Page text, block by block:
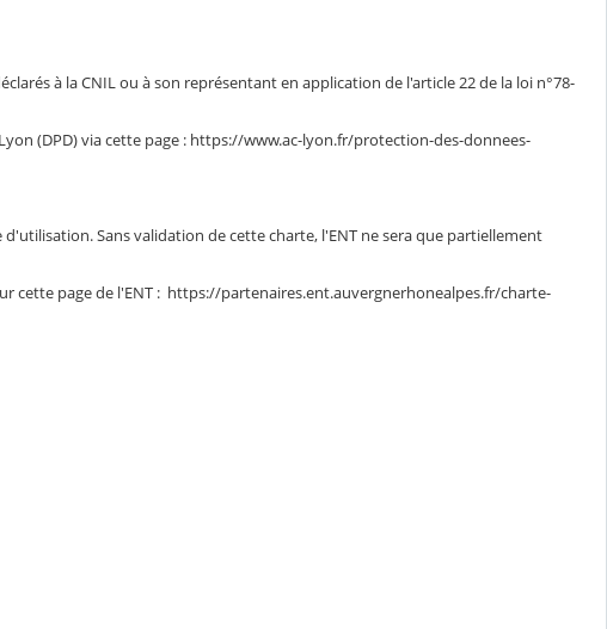
à la CNIL ou à son représentant en application de l'article 22 de la loi n°78-
(DPD) via cette page : https://www.ac-lyon.fr/protection-des-donnees-
Sans validation de cette charte, l'ENT ne sera que partiellement
cette page de l'ENT : https://partenaires.ent.auvergnerhonealpes.fr/charte-